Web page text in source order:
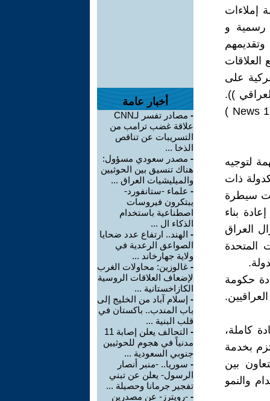
إملاءات
رسمية و
على
العراقي )).
كان هذا ملخص لتصريحات السيد وسيم الأغا التي بثتها قناة التلفزيون ( 1 News )
لتوجيه
ذات
سيطرة
بناء
العراق
المتحدة
حكومة
كاملة،
بخدمة
بين
والنمو
أخبار عامة
-
مصادر تفسر لـCNN
علاقة غضب ترامب من
التسريبات عن تناقص
الذخا ...
- مصدر سعودي مسؤول:
هناك تنسيق بين الحوثيين
والميليشيات العراق ...
- علماء -ستانفورد-
يبتكرون فيروسات
اصطناعية باستخدام
الذكاء ال ...
- الهند.. ارتفاع عدد ضحايا
الصواعق الرعدية في
ولاية جهارخاند ...
- غالوزين: محاولات الغرب
لإضعاف العلاقات الروسية
الكازاخستانية ...
- إسلام آباد من الخليج إلى
باب المندب.. باكستان في
قلب البنية ...
-
التحالف يعلن إصابة 11
مدنياً في هجوم للحوثيين
جنوبي السعودية ...
- سوريا.. -منبر أنصار
الرسول- يعلن عن تبني
تفجير جرمانا وحصيلة ...
- -رويترز- عن مصدرين